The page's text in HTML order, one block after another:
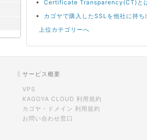
Certificate Transparency(CT)と
カゴヤで購入したSSLを他社に持ち
上位カテゴリーへ
サービス概要
VPS
KAGOYA CLOUD 利用規約
カゴヤ・ドメイン 利用規約
お問い合わせ窓口